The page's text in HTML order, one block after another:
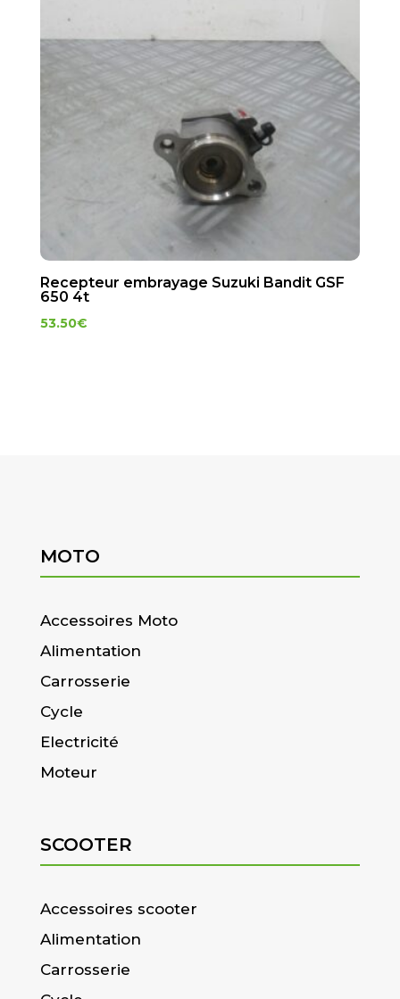
Recepteur embrayage Suzuki Bandit GSF
650 4t
53.50€
MOTO
Accessoires Moto
Alimentation
Carrosserie
Cycle
Electricité
Moteur
SCOOTER
Accessoires scooter
Alimentation
Carrosserie